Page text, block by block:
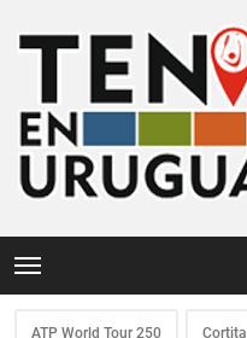
ATP World Tour 250